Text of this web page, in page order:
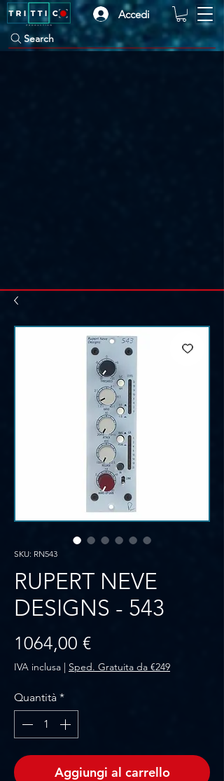
Accedi
Search
SKU: RN543
RUPERT NEVE
DESIGNS - 543
1064,00 €Prezzo
IVA inclusa | Sped. Gratuita da €249
Quantità *
Aggiungi al carrello